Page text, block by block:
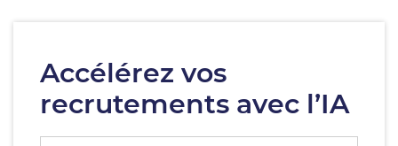
Accélérez vos
recrutements avec l’IA